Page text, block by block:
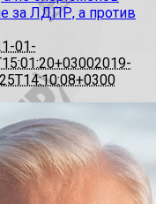
за ЛДПР, а против
01-
2019-